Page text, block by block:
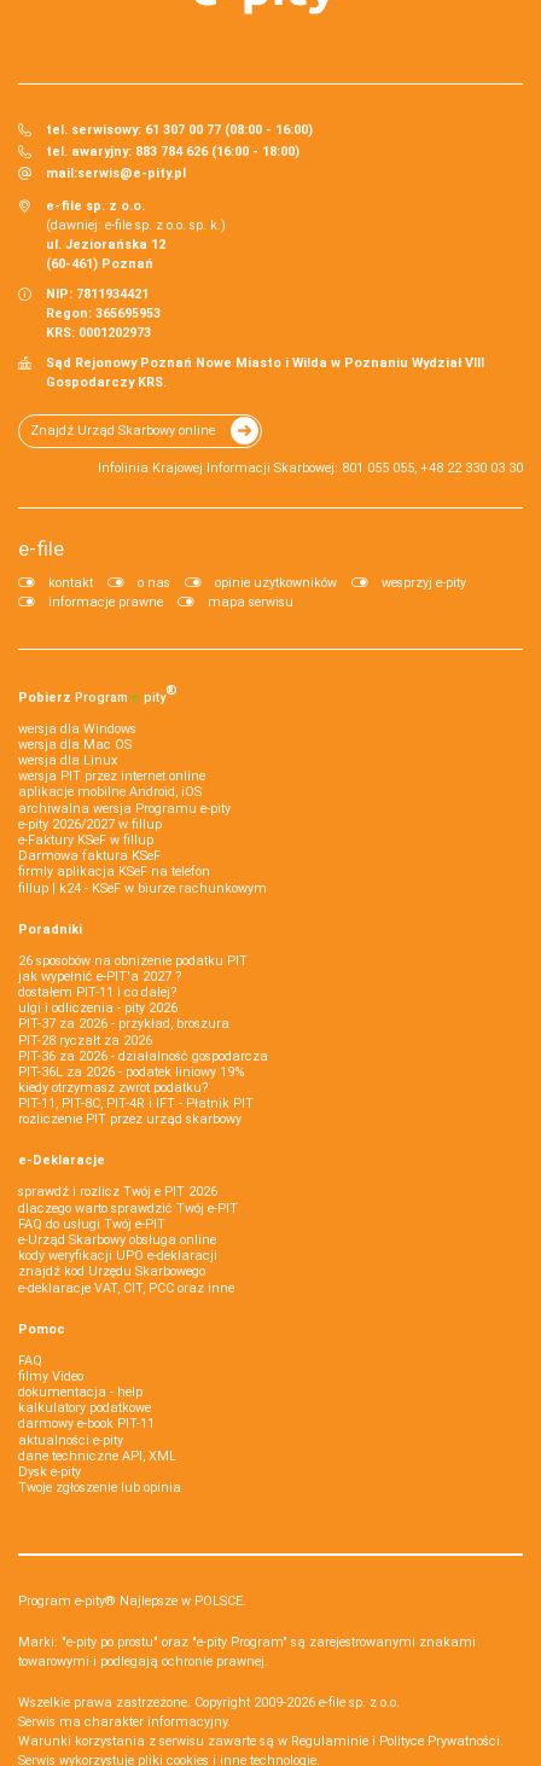
tel. serwisowy: 61 307 00 77 (08:00 - 16:00)
tel. awaryjny: 883 784 626 (16:00 - 18:00)
mail:serwis@e-pity.pl
e-file sp. z o.o.
(dawniej: e-file sp. z o.o. sp. k.)
ul. Jeziorańska 12
(60-461) Poznań
NIP: 7811934421
Regon: 365695953
KRS: 0001202973
Sąd Rejonowy Poznań Nowe Miasto i Wilda w Poznaniu Wydział VIII
Gospodarczy KRS.
Znajdź Urząd Skarbowy online
Infolinia Krajowej Informacji Skarbowej: 801 055 055, +48 22 330 03 30
e-file
kontakt o nas opinie użytkowników
wesprzyj e-pity
informacje prawne
mapa serwisu
Pobierz Program e‑pity®
wersja dla Windows
wersja dla Mac OS
wersja dla Linux
wersja PIT przez internet online
aplikacje mobilne Android, iOS
archiwalna wersja Programu e-pity
e-pity 2026/2027 w fillup
e‑Faktury KSeF w fillup
Darmowa faktura KSeF
firmly aplikacja KSeF na telefon
fillup | k24 - KSeF w biurze rachunkowym
Poradniki
26 sposobów na obniżenie podatku PIT
jak wypełnić e-PIT'a 2027 ?
dostałem PIT-11 i co dalej?
ulgi i odliczenia - pity 2026
PIT-37 za 2026 - przykład, broszura
PIT-28 ryczałt za 2026
PIT-36 za 2026 - działalność gospodarcza
PIT-36L za 2026 - podatek liniowy 19%
kiedy otrzymasz zwrot podatku?
PIT-11, PIT-8C, PIT-4R i IFT - Płatnik PIT
rozliczenie PIT przez urząd skarbowy
e-Deklaracje
sprawdź i rozlicz Twój e PIT 2026
dlaczego warto sprawdzić Twój e-PIT
FAQ do usługi Twój e-PIT
e-Urząd Skarbowy obsługa online
kody weryfikacji UPO e-deklaracji
znajdź kod Urzędu Skarbowego
e-deklaracje VAT, CIT, PCC oraz inne
Pomoc
FAQ
filmy Video
dokumentacja - help
kalkulatory podatkowe
darmowy e-book PIT-11
aktualności e-pity
dane techniczne API, XML
Dysk e-pity
Twoje zgłoszenie lub opinia
Program e-pity® Najlepsze w POLSCE.
Marki: "e-pity po prostu" oraz "e-pity Program" są zarejestrowanymi znakami
towarowymi i podlegają ochronie prawnej.
Wszelkie prawa zastrzeżone. Copyright 2009-2026 e-file sp. z o.o.
Serwis ma charakter informacyjny.
Warunki korzystania z serwisu zawarte są w Regulaminie i Polityce Prywatności.
Serwis wykorzystuje pliki cookies i inne technologie.